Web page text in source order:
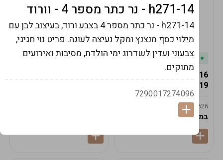
במלאי
19616-אגרטל הרמס
19ס"מ -קרם
9009492379626
במארז6
במלאי
h271-14 - נר כתר מספר 4 - וורוד
h271-14 -
נר כתר מספר 4 בצבע ורוד, בעיצוב לבן עם
מילוי כסף מנצנץ ומקל נעיצה לעוגה. פריט נוי חגיגי,
צבעוני ועדין לשדרוג ימי הולדת, מסיבות ואירועים
מתוקים.
7290017274096